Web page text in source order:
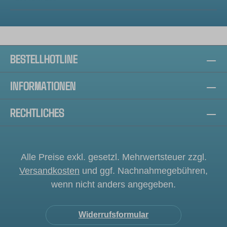
BESTELLHOTLINE
INFORMATIONEN
RECHTLICHES
Alle Preise exkl. gesetzl. Mehrwertsteuer zzgl.
Versandkosten und ggf. Nachnahmegebühren,
wenn nicht anders angegeben.
Widerrufsformular